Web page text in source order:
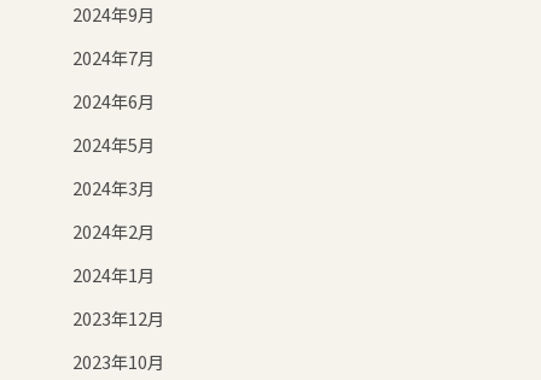
2024年9月
2024年7月
2024年6月
2024年5月
2024年3月
2024年2月
2024年1月
2023年12月
2023年10月